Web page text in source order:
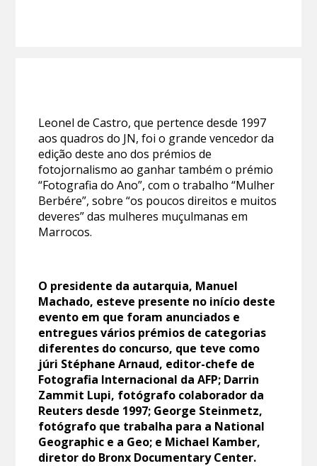
Leonel de Castro, que pertence desde 1997
aos quadros do JN, foi o grande vencedor da
edição deste ano dos prémios de
fotojornalismo ao ganhar também o prémio
“Fotografia do Ano”, com o trabalho “Mulher
Berbére”, sobre “os poucos direitos e muitos
deveres” das mulheres muçulmanas em
Marrocos.
O presidente da autarquia, Manuel
Machado, esteve presente no início deste
evento em que foram anunciados e
entregues vários prémios de categorias
diferentes do concurso, que teve como
júri Stéphane Arnaud, editor-chefe de
Fotografia Internacional da AFP; Darrin
Zammit Lupi, fotógrafo colaborador da
Reuters desde 1997; George Steinmetz,
fotógrafo que trabalha para a National
Geographic e a Geo; e Michael Kamber,
diretor do Bronx Documentary Center.